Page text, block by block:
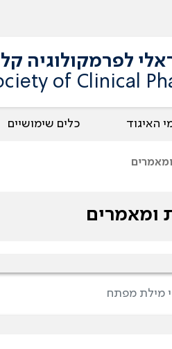
לפרמקולוגיה
of Clinical
האיגוד כלים שימושיים
ומאמרים